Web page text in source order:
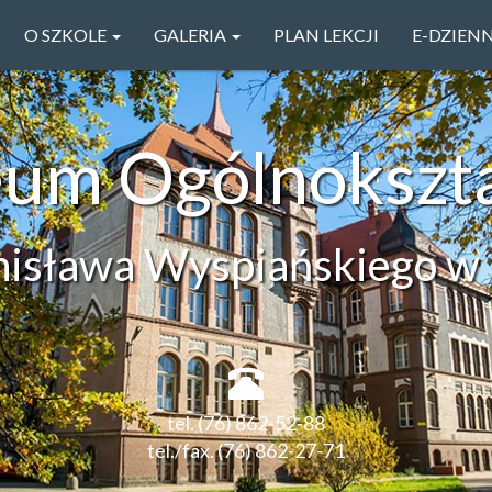
O SZKOLE GALERIA PLAN LEKCJI E-
Wyspiańskiego w
tel. (76) 862-52-88
tel./fax. (76) 862-27-71